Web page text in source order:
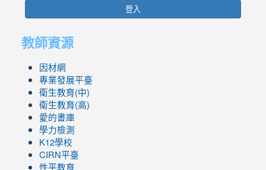
登入
教師資源
因材網
專業發展平臺
衛生教育(中)
衛生教育(高)
愛的書庫
學力檢測
K12學校
CIRN平臺
性平教育